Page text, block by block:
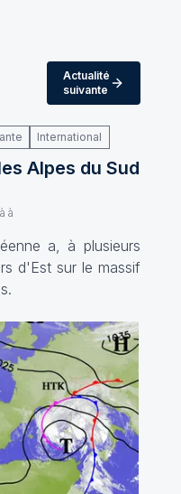
Actualité
suivante
International
Alpes du Sud
à
a, à plusieurs
d'Est sur le massif